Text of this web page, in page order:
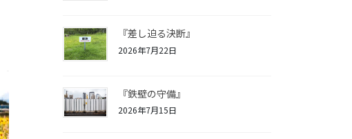
『差し迫る決断』
2026年7月22日
『鉄壁の守備』
2026年7月15日